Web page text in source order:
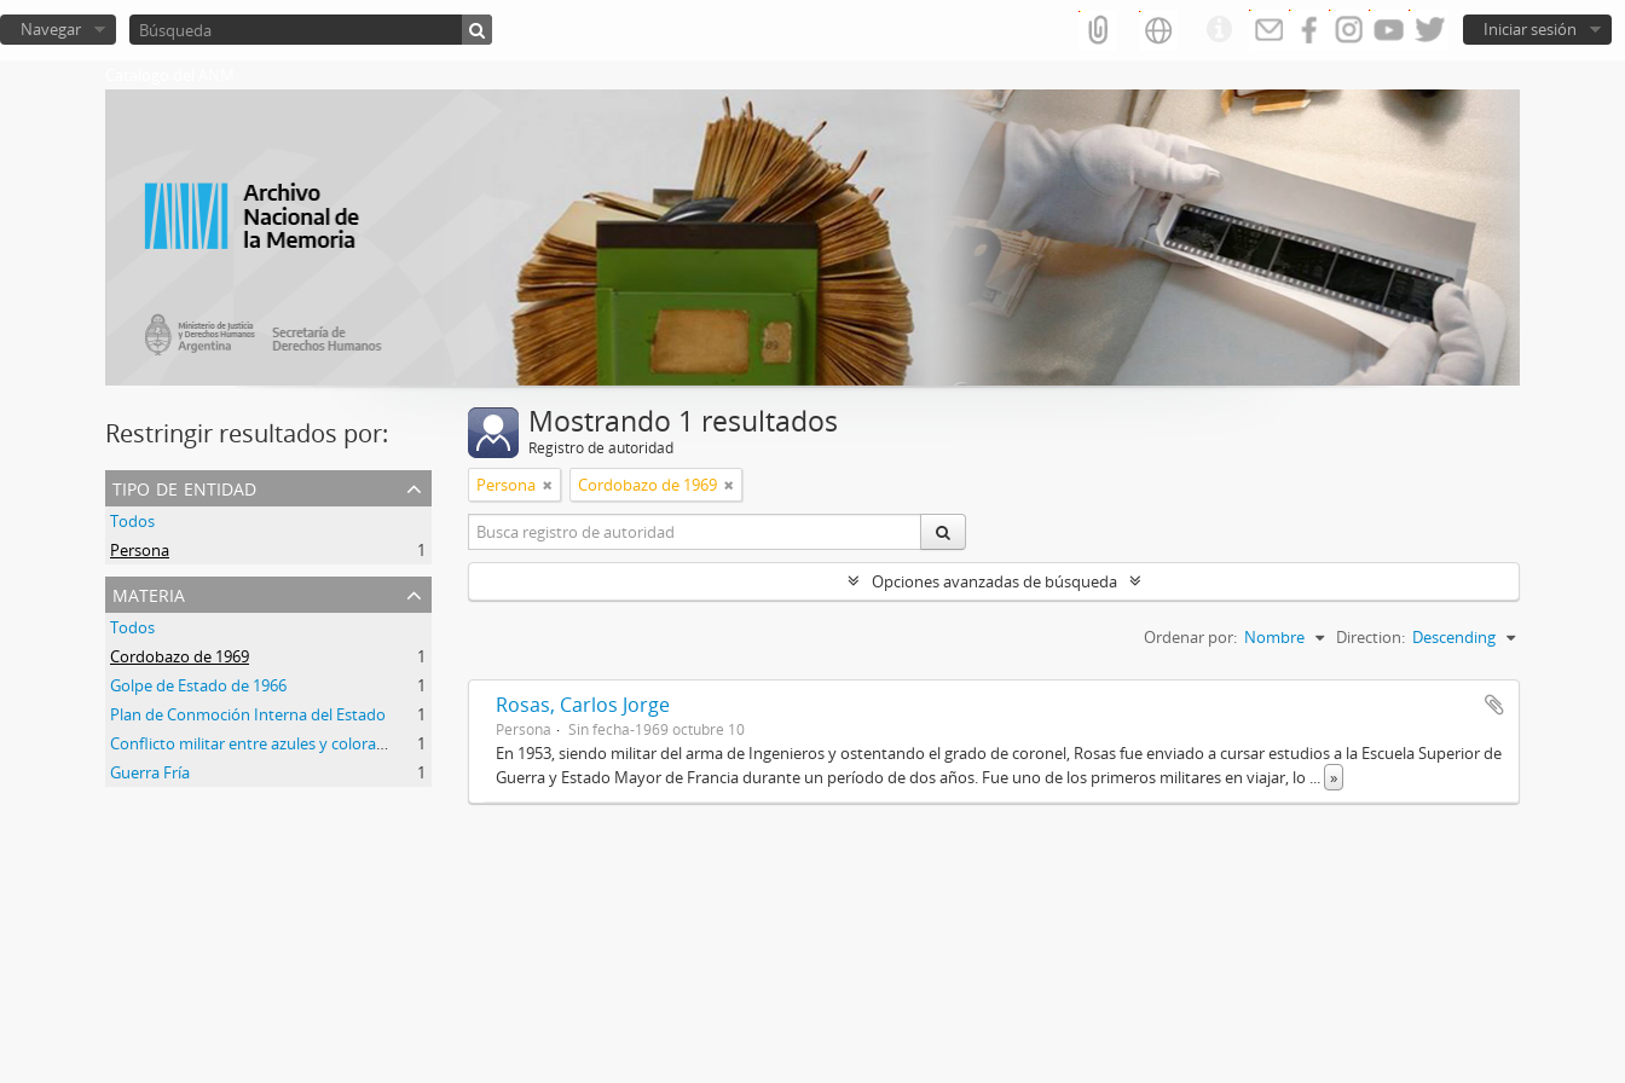
Iniciar sesión
Navegar
Restringir resultados por:
tipo de entidad
Todos
Persona
1
materia
Todos
Cordobazo de 1969
1
Golpe de Estado de 1966
1
Plan de Conmoción Interna del Estado
1
1
Guerra Fría
1
Mostrando 1 resultados
Registro de autoridad
Persona Cordobazo de 1969
Opciones avanzadas de búsqueda
Ordenar por: Nombre Direction: Descending
Rosas, Carlos Jorge
Persona Sin fecha-1969 octubre 10
En 1953, siendo militar del arma de Ingenieros y ostentando el grado de coronel, Rosas fue enviado a cursar estudios a la Escuela Superior de
Guerra y Estado Mayor de Francia durante un período de dos años. Fue uno de los primeros militares en viajar, lo
»